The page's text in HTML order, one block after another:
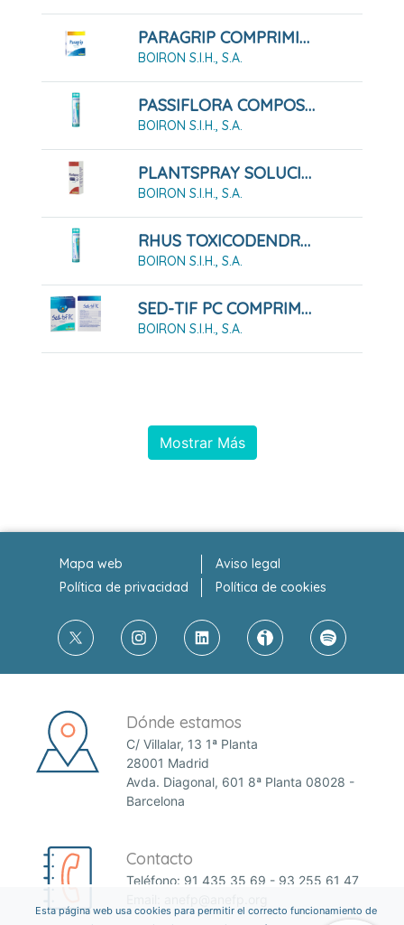
PARAGRIP COMPRIMIDOS, 60 COMPRIMIDOS
BOIRON S.I.H., S.A.
PASSIFLORA COMPOSE GLOBULOS BOIRON
BOIRON S.I.H., S.A.
PLANTSPRAY SOLUCIÓN PARA PULVERIZACIÓN BUCAL, 20 ML
BOIRON S.I.H., S.A.
RHUS TOXICODENDRON COMPOSE GLOBULOS BOIRON
BOIRON S.I.H., S.A.
SED-TIF PC COMPRIMIDOS
BOIRON S.I.H., S.A.
Mostrar Más
Mapa web
Aviso legal
Política de privacidad
Política de cookies
Dónde estamos
C/ Villalar, 13 1ª Planta
28001 Madrid
Avda. Diagonal, 601 8ª Planta 08028 -
Barcelona
Contacto
Teléfono: 91 435 35 69 - 93 255 61 47
Esta página web usa cookies para permitir el correcto funcionamiento de